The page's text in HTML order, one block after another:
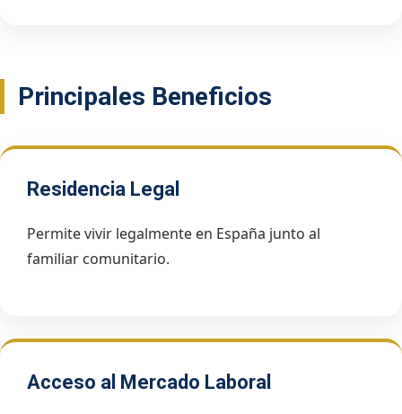
Principales Beneficios
Residencia Legal
Permite vivir legalmente en España junto al
familiar comunitario.
Acceso al Mercado Laboral